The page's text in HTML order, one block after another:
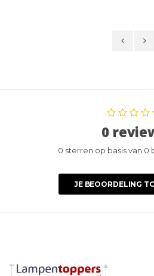
0
0 sterren op basis van
JE BEOORDELING